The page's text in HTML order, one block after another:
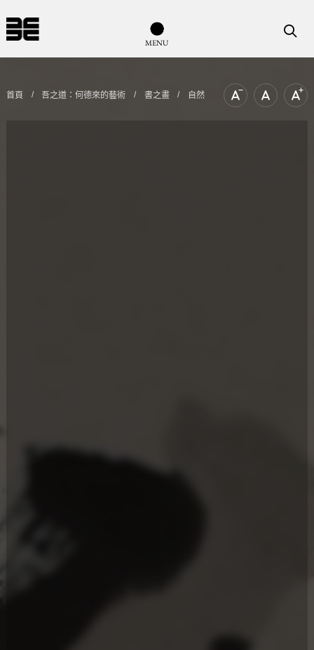
導覽列按鈕
MENU
搜尋
首頁 吾之道：何德來的藝術 書之畫 自然
文字尺寸縮小
文字尺寸
文